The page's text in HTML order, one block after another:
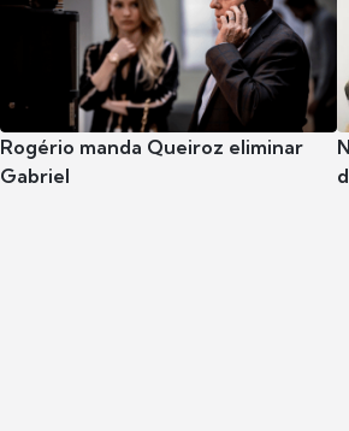
Rogério manda Queiroz eliminar
Gabriel